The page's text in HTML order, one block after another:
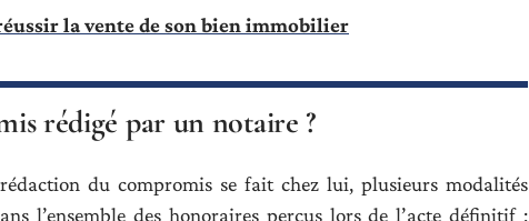
la vente de son bien immobilier
rédigé par un notaire ?
du compromis se fait chez lui, plusieurs modalités
l’ensemble des honoraires perçus lors de l’acte définitif ;